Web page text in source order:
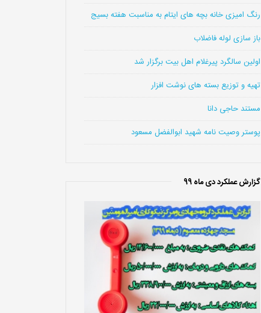
رنگ امیزی خانه بچه های ایتام به مناسبت هفته بسیج
باز سازی لوله فاضلاب
اولین سالگرد پیرغلام اهل بیت برگزار شد
تهیه و توزیع بسته های نوشت افزار
مستند حاجی دانا
پوستر وصیت نامه شهید ابوالفضل مسعود
گزارش عملکرد دی ماه 99